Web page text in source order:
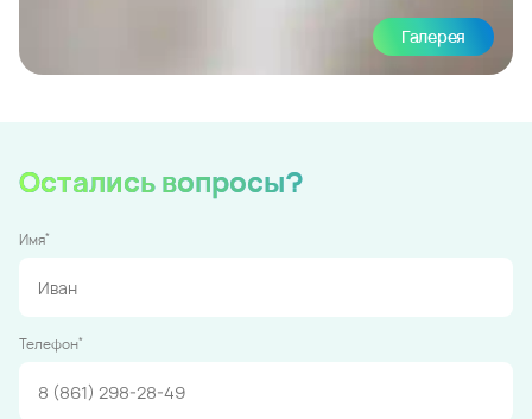
Галерея
Остались вопросы?
Имя*
Телефон*